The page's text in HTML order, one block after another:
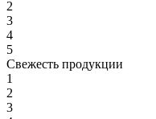
2
3
4
5
Свежесть продукции
1
2
3